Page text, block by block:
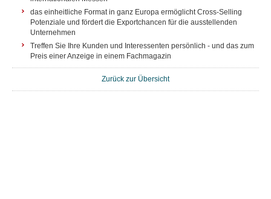
das einheitliche Format in ganz Europa ermöglicht Cross-Selling
Potenziale und fördert die Exportchancen für die ausstellenden
Unternehmen
Treffen Sie Ihre Kunden und Interessenten persönlich - und das zum
Preis einer Anzeige in einem Fachmagazin
Zurück zur Übersicht